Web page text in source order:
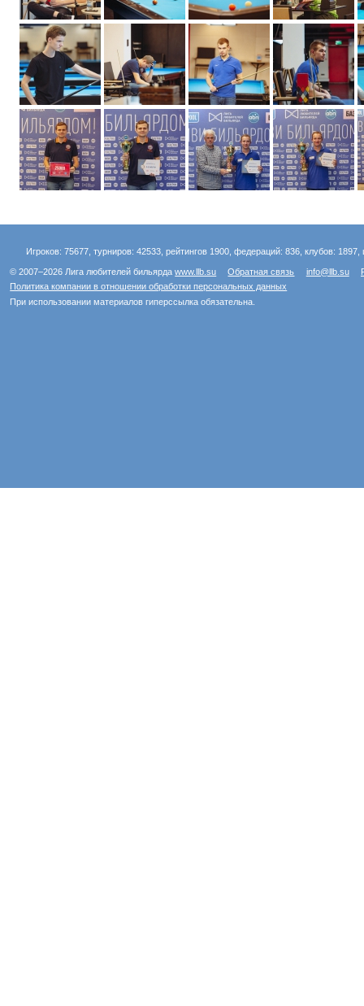
Игроков: 75677, турниров: 42533, рейтингов 1900, федераций: 836, клубов:
© 2007–2026 Лига любителей бильярдаwww.llb.su Обратная связь info@llb.su
Политика компании в отношении обработки персональных данных
При использовании материалов гиперссылка обязательна.